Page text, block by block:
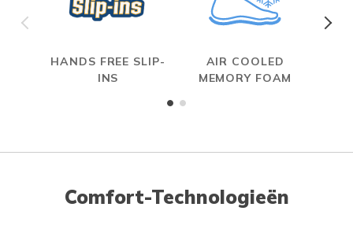
HANDS FREE SLIP-
INS
AIR COOLED
MEMORY FOAM
Comfort-Technologieën